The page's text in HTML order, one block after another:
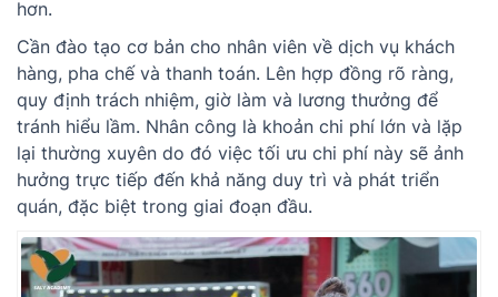
hơn.
Cần đào tạo cơ bản cho nhân viên về dịch vụ khách
hàng, pha chế và thanh toán. Lên hợp đồng rõ ràng,
quy định trách nhiệm, giờ làm và lương thưởng để
tránh hiểu lầm. Nhân công là khoản chi phí lớn và lặp
lại thường xuyên do đó việc tối ưu chi phí này sẽ ảnh
hưởng trực tiếp đến khả năng duy trì và phát triển
quán, đặc biệt trong giai đoạn đầu.